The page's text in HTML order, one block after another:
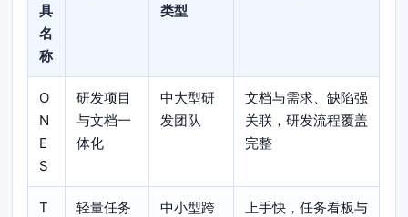
具
名
称
类型
O
N
E
S
研发项目
与文档一
体化
中大型研
发团队
文档与需求、缺陷强
关联，研发流程覆盖
完整
T
轻量任务
中小型跨
上手快，任务看板与